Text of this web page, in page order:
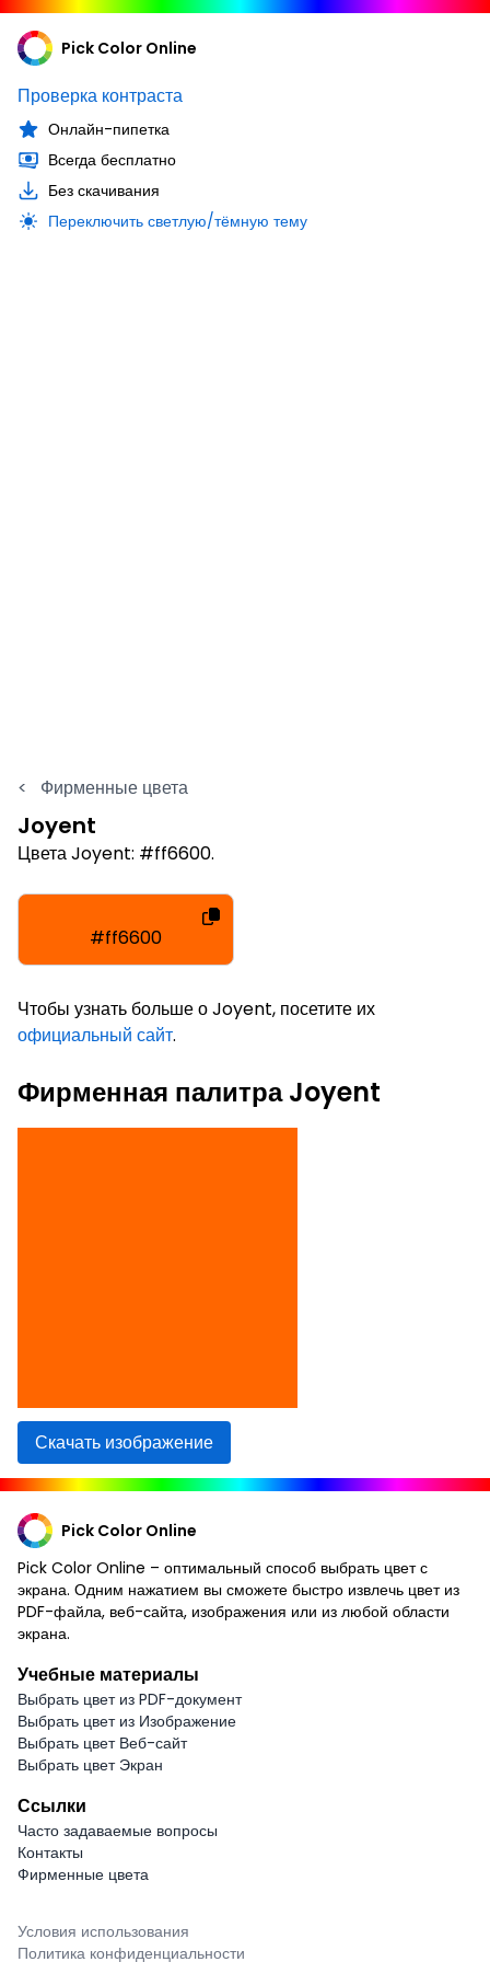
Pick Color Online
Проверка контраста
Онлайн-пипетка
Всегда бесплатно
Без скачивания
Переключить светлую/тёмную тему
< Фирменные цвета
Joyent
Цвета Joyent: #ff6600.
#ff6600
Чтобы узнать больше о Joyent, посетите их
официальный сайт.
Фирменная палитра Joyent
Скачать изображение
Pick Color Online
Pick Color Online – оптимальный способ выбрать цвет с
экрана. Одним нажатием вы сможете быстро извлечь цвет из
PDF-файла, веб-сайта, изображения или из любой области
экрана.
Учебные материалы
Выбрать цвет из PDF-документ
Выбрать цвет из Изображение
Выбрать цвет Веб-сайт
Выбрать цвет Экран
Ссылки
Часто задаваемые вопросы
Контакты
Фирменные цвета
Условия использования
Политика конфиденциальности